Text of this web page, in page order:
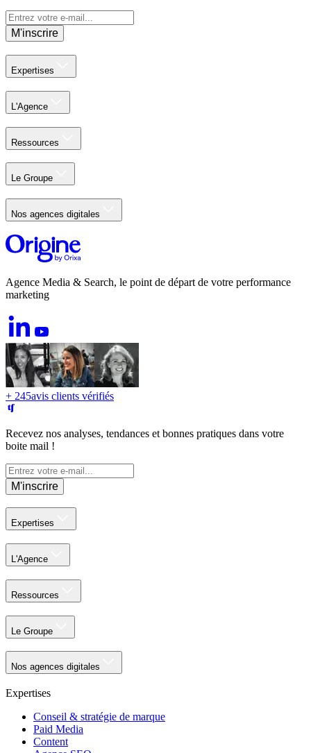
M'inscrire
Expertises
L'Agence
Ressources
Le Groupe
Nos agences digitales
Agence Media & Search, le point de départ de votre performance
marketing
+ 245avis clients vérifiés
Recevez nos analyses, tendances et bonnes pratiques dans votre
boite mail !
M'inscrire
Expertises
L'Agence
Ressources
Le Groupe
Nos agences digitales
Expertises
Conseil & stratégie de marque
Paid Media
Content